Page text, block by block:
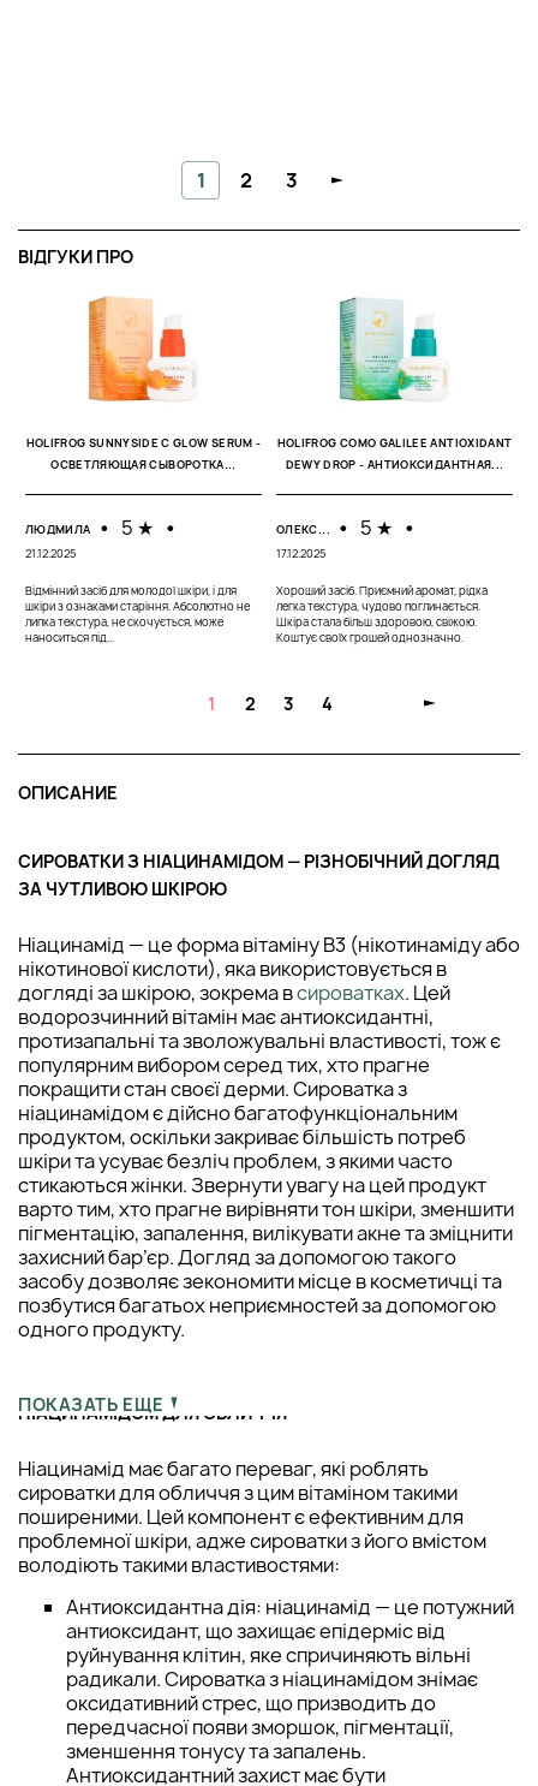
1 2 3
ВІДГУКИ ПРО
HOLIFROG SUNNYSIDE C GLOW SERUM -
ОСВЕТЛЯЮЩАЯ СЫВОРОТКА...
ЛЮДМИЛА • 5 ★ •
21.12.2025
Відмінний засіб для молодої шкіри, і для
шкіри з ознаками старіння. Абсолютно не
липка текстура, не скочується, може
наноситься під...
HOLIFROG COMO GALILEE ANTIOXIDANT
DEWY DROP - АНТИОКСИДАНТНАЯ...
ОЛЕКС... • 5 ★ •
17.12.2025
Хороший засіб. Приємний аромат, рідка
легка текстура, чудово поглинається.
Шкіра стала більш здоровою, свіжою.
Коштує своїх грошей однозначно.
1 2 3 4
ОПИСАНИЕ
СИРОВАТКИ З НІАЦИНАМІДОМ — РІЗНОБІЧНИЙ ДОГЛЯД
ЗА ЧУТЛИВОЮ ШКІРОЮ
Ніацинамід — це форма вітаміну B3 (нікотинаміду або
нікотинової кислоти), яка використовується в
догляді за шкірою, зокрема всироватках. Цей
водорозчинний вітамін має антиоксидантні,
протизапальні та зволожувальні властивості, тож є
популярним вибором серед тих, хто прагне
покращити стан своєї дерми. Сироватка з
ніацинамідом є дійсно багатофункціональним
продуктом, оскільки закриває більшість потреб
шкіри та усуває безліч проблем, з якими часто
стикаються жінки. Звернути увагу на цей продукт
варто тим, хто прагне вирівняти тон шкіри, зменшити
пігментацію, запалення, вилікувати акне та зміцнити
захисний бар’єр. Догляд за допомогою такого
засобу дозволяє зекономити місце в косметичці та
позбутися багатьох неприємностей за допомогою
одного продукту.
НІАЦИНАМІДОМ ДЛЯ ОБЛИЧЧЯ
Ніацинамід має багато переваг, які роблять
сироватки для обличчя з цим вітаміном такими
поширеними. Цей компонент є ефективним для
проблемної шкіри, адже сироватки з його вмістом
володіють такими властивостями:
Антиоксидантна дія: ніацинамід — це потужний
антиоксидант, що захищає епідерміс від
руйнування клітин, яке спричиняють вільні
радикали. Сироватка з ніацинамідом знімає
оксидативний стрес, що призводить до
передчасної появи зморшок, пігментації,
зменшення тонусу та запалень.
Антиоксидантний захист має бути
ПОКАЗАТЬ ЕЩЕ